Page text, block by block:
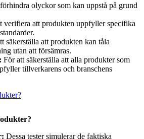
olyckor som kan uppstå på grund
verifiera att produkten uppfyller specifika
säkerställa att produkten kan tåla
utan att försämras.
För att säkerställa att alla produkter som
tillverkarens och branschens
Dessa tester simulerar de faktiska